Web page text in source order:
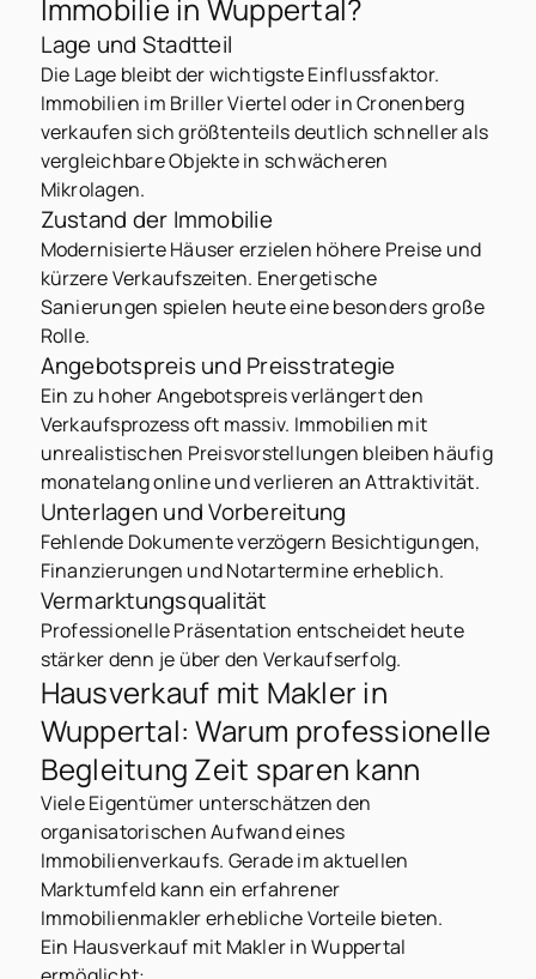
Immobilie in Wuppertal?
Lage und Stadtteil
Die Lage bleibt der wichtigste Einflussfaktor.
Immobilien im Briller Viertel oder in Cronenberg
verkaufen sich größtenteils deutlich schneller als
vergleichbare Objekte in schwächeren
Mikrolagen.
Zustand der Immobilie
Modernisierte Häuser erzielen höhere Preise und
kürzere Verkaufszeiten. Energetische
Sanierungen spielen heute eine besonders große
Rolle.
Angebotspreis und Preisstrategie
Ein zu hoher Angebotspreis verlängert den
Verkaufsprozess oft massiv. Immobilien mit
unrealistischen Preisvorstellungen bleiben häufig
monatelang online und verlieren an Attraktivität.
Unterlagen und Vorbereitung
Fehlende Dokumente verzögern Besichtigungen,
Finanzierungen und Notartermine erheblich.
Vermarktungsqualität
Professionelle Präsentation entscheidet heute
stärker denn je über den Verkaufserfolg.
Hausverkauf mit Makler in
Wuppertal: Warum professionelle
Begleitung Zeit sparen kann
Viele Eigentümer unterschätzen den
organisatorischen Aufwand eines
Immobilienverkaufs. Gerade im aktuellen
Marktumfeld kann ein erfahrener
Immobilienmakler erhebliche Vorteile bieten.
Ein Hausverkauf mit Makler in Wuppertal